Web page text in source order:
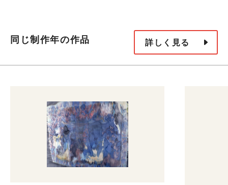
同じ制作年の作品 詳しく見る